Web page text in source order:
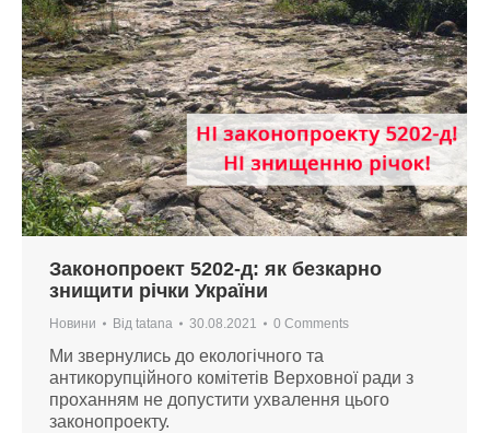
Законопроект 5202-д: як безкарно
знищити річки України
Новини Від tatana 30.08.2021 0 Comments
Ми звернулись до екологічного та
антикорупційного комітетів Верховної ради з
проханням не допустити ухвалення цього
законопроекту.